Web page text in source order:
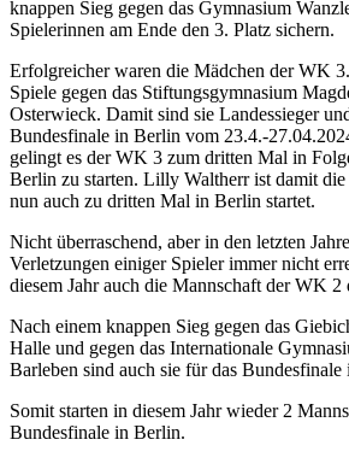
knappen Sieg gegen das Gymnasium
Spielerinnen am Ende den 3. Platz sichern.
Erfolgreicher waren die Mädchen der WK
Spiele gegen das Stiftungsgymnasium
Osterwieck. Damit sind sie Landessieger
Bundesfinale in Berlin vom 23.4.-
gelingt es der WK 3 zum dritten Mal in
Berlin zu starten. Lilly Waltherr ist damit
nun auch zu dritten Mal in Berlin startet.
Nicht überraschend, aber in den letzten
Verletzungen einiger Spieler immer nicht
diesem Jahr auch die Mannschaft der WK 2
Nach einem knappen Sieg gegen das
Halle und gegen das Internationale
Barleben sind auch sie für das
Somit starten in diesem Jahr wieder 2
Bundesfinale in Berlin.